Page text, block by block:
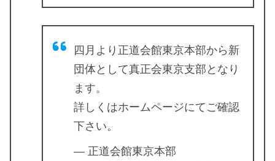
四月より正道会館東京本部から新
団体として真正会東京支部となり
ます。
詳しくはホームページにてご確認
下さい。
— 正道会館東京本部